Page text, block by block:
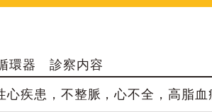
環器 診察内容
心疾患，不整脈，心不全，高脂血